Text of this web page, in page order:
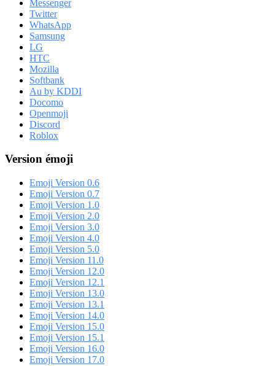
Messenger
Twitter
WhatsApp
Samsung
LG
HTC
Mozilla
Softbank
Au by KDDI
Docomo
Openmoji
Discord
Roblox
Version émoji
Emoji Version 0.6
Emoji Version 0.7
Emoji Version 1.0
Emoji Version 2.0
Emoji Version 3.0
Emoji Version 4.0
Emoji Version 5.0
Emoji Version 11.0
Emoji Version 12.0
Emoji Version 12.1
Emoji Version 13.0
Emoji Version 13.1
Emoji Version 14.0
Emoji Version 15.0
Emoji Version 15.1
Emoji Version 16.0
Emoji Version 17.0